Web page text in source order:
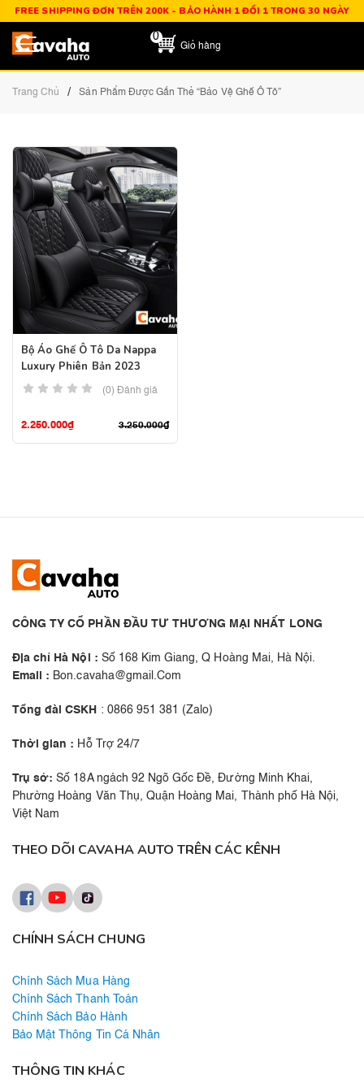
FREE SHIPPING ĐƠN TRÊN 200K - BẢO HÀNH 1 ĐỔI 1 TRONG 30 NGÀY
0
Giỏ hàng
Trang Chủ / Sản Phẩm Được Gắn Thẻ “Bảo Vệ Ghế Ô Tô”
Bộ Áo Ghế Ô Tô Da Nappa
Luxury Phiên Bản 2023
(0) Đánh giá
3.250.000₫
2.250.000₫
CÔNG TY CỔ PHẦN ĐẦU TƯ THƯƠNG MẠI NHẤT LONG
Địa chỉ Hà Nội : Số 168 Kim Giang, Q Hoàng Mai, Hà Nội.
Email : Bon.cavaha@gmail.Com
Tổng đài CSKH : 0866 951 381 (Zalo)
Thời gian : Hỗ Trợ 24/7
Trụ sở: Số 18A ngách 92 Ngõ Gốc Đề, Đường Minh Khai,
Phường Hoàng Văn Thụ, Quận Hoàng Mai, Thành phố Hà Nội,
Việt Nam
CHÍNH SÁCH CHUNG
Chính Sách Mua Hàng
Chính Sách Thanh Toán
Chính Sách Bảo Hành
Bảo Mật Thông Tin Cá Nhân
THÔNG TIN KHÁC
THEO DÕI CAVAHA AUTO TRÊN CÁC KÊNH